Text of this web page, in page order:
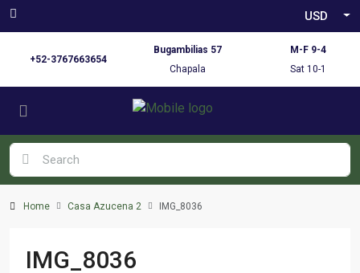
USD
+52-3767663654
Bugambilias 57
Chapala
M-F 9-4
Sat 10-1
Home Casa Azucena 2 IMG_8036
IMG_8036